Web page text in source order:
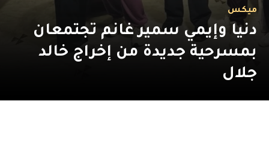
ميكس
دنيا وإيمي سمير غانم تجتمعان
بمسرحية جديدة من إخراج خالد
جلال